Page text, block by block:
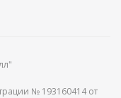
№ 193160414 от